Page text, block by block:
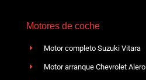
Motores de coche
Motor completo Suzuki Vitara
Motor arranque Chevrolet Alero